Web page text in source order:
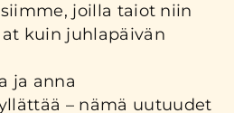
joilla taiot niin
kuin juhlapäivän
ja anna
– nämä uutuudet